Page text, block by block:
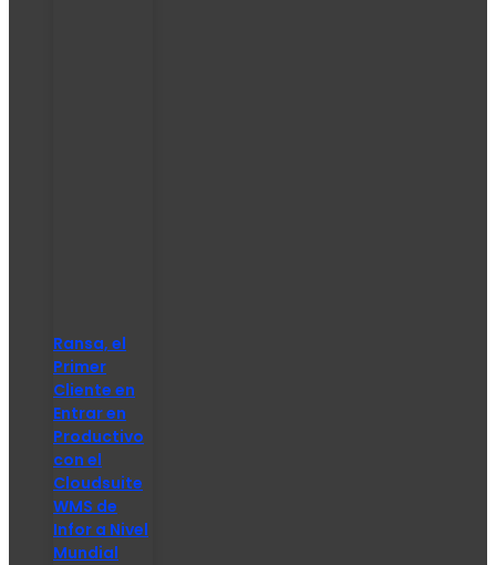
Ransa, el
Primer
Cliente en
Entrar en
Productivo
con el
Cloudsuite
WMS de
Infor a Nivel
Mundial